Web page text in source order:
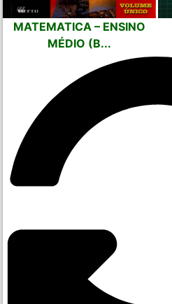
MATEMATICA – ENSINO
MÉDIO (B...